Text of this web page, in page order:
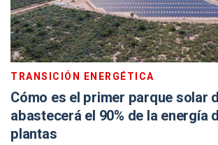
TRANSICIÓN ENERGÉTICA
Cómo es el primer parque solar
abastecerá el 90% de la energía
plantas